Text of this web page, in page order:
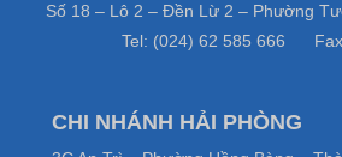
Số 18 – Lô 2 – Đền Lừ 2 – Phường
Tel: (024) 62 585 666
CHI NHÁNH HẢI PHÒNG